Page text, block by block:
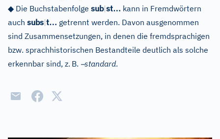
◆ Die Buchstabenfolge sub|st… kann in Fremdwörtern
auch subs|t… getrennt werden. Davon ausgenommen
sind Zusammensetzungen, in denen die fremdsprachigen
bzw. sprachhistorischen Bestandteile deutlich als solche
erkennbar sind, z. B. –standard.